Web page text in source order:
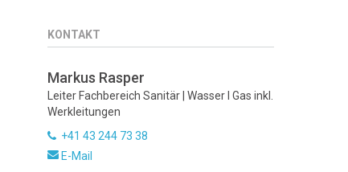
KONTAKT
Markus Rasper
Leiter Fachbereich Sanitär | Wasser I Gas inkl.
Werkleitungen
+41 43 244 73 38
E-Mail